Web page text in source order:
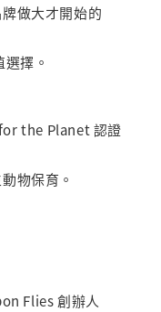
做大才開始的
擇。
the Planet 認證
物保育。
Flies 創辦人